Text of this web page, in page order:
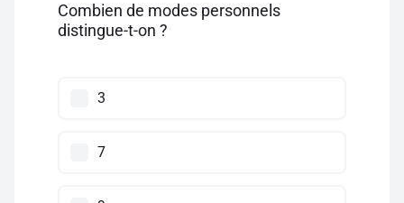
Pour profiter de 10 contenus offerts.
Combien de modes personnels
distingue-t-on ?
3
7